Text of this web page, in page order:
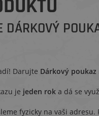
DÁRKOVÝ
Darujte Dárkový poukaz
je jeden rok a dá se
fyzicky na vaši adresu.